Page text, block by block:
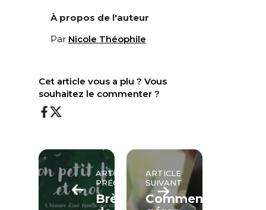
À propos de l'auteur
Par Nicole Théophile
Cet article vous a plu ? Vous
souhaitez le commenter ?
ARTICLE
PRÉCÉDENT
Brèves
ARTICLE
SUIVANT
Comment